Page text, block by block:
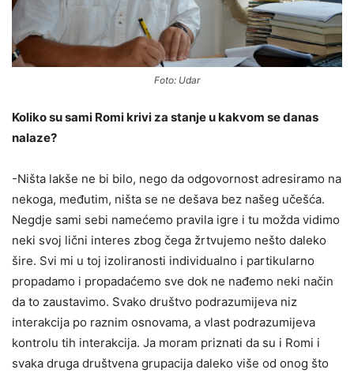
Foto: Udar
Koliko su sami Romi krivi za stanje u kakvom se danas
nalaze?
-Ništa lakše ne bi bilo, nego da odgovornost adresiramo na
nekoga, međutim, ništa se ne dešava bez našeg učešća.
Negdje sami sebi namećemo pravila igre i tu možda vidimo
neki svoj lični interes zbog čega žrtvujemo nešto daleko
šire. Svi mi u toj izoliranosti individualno i partikularno
propadamo i propadaćemo sve dok ne nađemo neki način
da to zaustavimo. Svako društvo podrazumijeva niz
interakcija po raznim osnovama, a vlast podrazumijeva
kontrolu tih interakcija. Ja moram priznati da su i Romi i
svaka druga društvena grupacija daleko više od onog što